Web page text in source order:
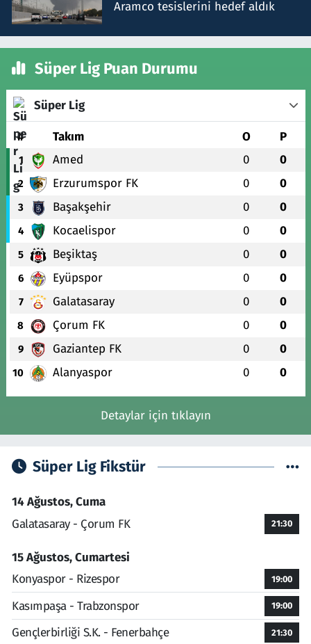
Aramco tesislerini hedef aldık
Süper Lig Puan Durumu
Süper Lig
# Takım O P
1 Amed 0 0
2 Erzurumspor FK 0 0
3 Başakşehir 0 0
4 Kocaelispor 0 0
5 Beşiktaş 0 0
6 Eyüpspor 0 0
7 Galatasaray 0 0
8 Çorum FK 0 0
9 Gaziantep FK 0 0
10 Alanyaspor 0 0
Detaylar için tıklayın
Süper Lig Fikstür
14 Ağustos, Cuma
Galatasaray - Çorum FK
21:30
15 Ağustos, Cumartesi
Konyaspor - Rizespor
19:00
Kasımpaşa - Trabzonspor 19:00
Gençlerbirliği S.K. - Fenerbahçe 21:30